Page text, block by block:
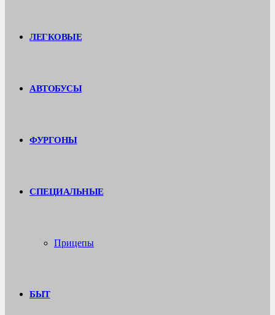
ЛЕГКОВЫЕ
АВТОБУСЫ
ФУРГОНЫ
СПЕЦИАЛЬНЫЕ
Прицепы
БЫТ